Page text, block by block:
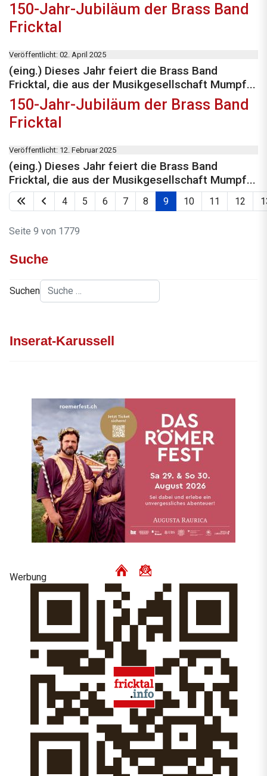
150-Jahr-Jubiläum der Brass Band
Fricktal
Veröffentlicht: 02. April 2025
(eing.) Dieses Jahr feiert die Brass Band
Fricktal, die aus der Musikgesellschaft Mumpf...
150-Jahr-Jubiläum der Brass Band
Fricktal
Veröffentlicht: 12. Februar 2025
(eing.) Dieses Jahr feiert die Brass Band
Fricktal, die aus der Musikgesellschaft Mumpf...
4 5 6 7 8 9 10 11 12
Seite 9 von 1779
Suche
Suchen
Inserat-Karussell
Werbung